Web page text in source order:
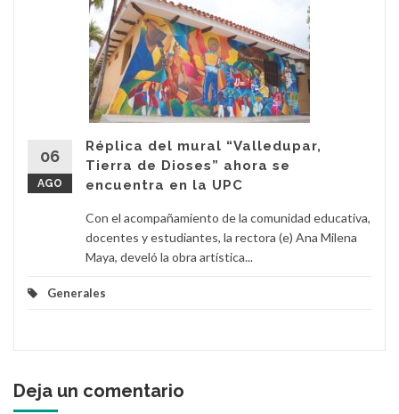
06
AGO
Réplica del mural “Valledupar,
Tierra de Dioses” ahora se
encuentra en la UPC
Con el acompañamiento de la comunidad educativa,
docentes y estudiantes, la rectora (e) Ana Milena
Maya, develó la obra artística...
Generales
Deja un comentario